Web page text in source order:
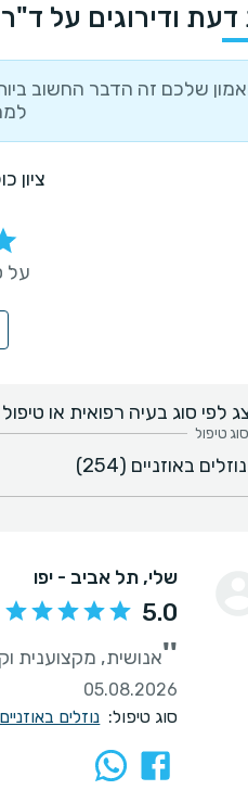
דעת ודירוגים על
שלכם זה הדבר החשוב
ציון
על סמך
לפי סוג בעיה רפואית או טיפול
סוג טיפול
שלי, תל אביב - יפו
5.0
''אנושית, מקצוענית
05.08.2026
סוג טיפול: נוזלים באוזניים